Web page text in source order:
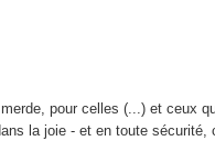
pour celles (...) et ceux
la joie - et en toute sécurité,